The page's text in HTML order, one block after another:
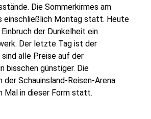
Die Sommerkirmes am
einschließlich Montag statt. Heute
der Dunkelheit ein
Der letzte Tag ist der
alle Preise auf der
bisschen günstiger. Die
der Schauinsland-Reisen-Arena
Mal in dieser Form statt.